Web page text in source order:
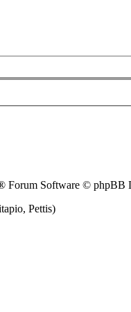
Forum Software © phpBB
Pettis)